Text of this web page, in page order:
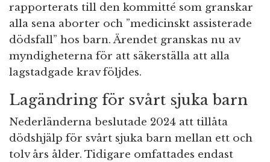
rapporterats till den kommitté som granskar
alla sena aborter och ”medicinskt assisterade
dödsfall” hos barn. Ärendet granskas nu av
myndigheterna för att säkerställa att alla
lagstadgade krav följdes.
Lagändring för svårt sjuka barn
Nederländerna beslutade 2024 att tillåta
dödshjälp för svårt sjuka barn mellan ett och
tolv års ålder. Tidigare omfattades endast